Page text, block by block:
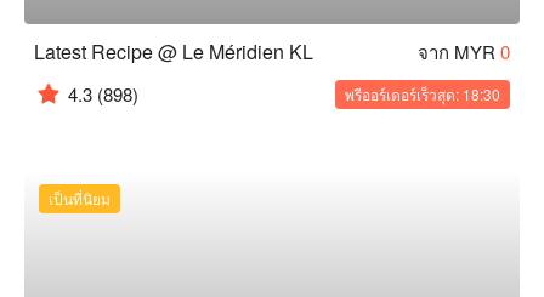
Latest Recipe @ Le Méridien KL จาก MYR 0
4.3 (898) พรีออร์เดอร์เร็วสุด: 18:30
เป็นที่นิยม